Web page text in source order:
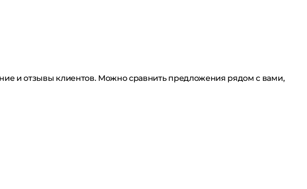
и отзывы клиентов. Можно сравнить предложения рядом с вами,